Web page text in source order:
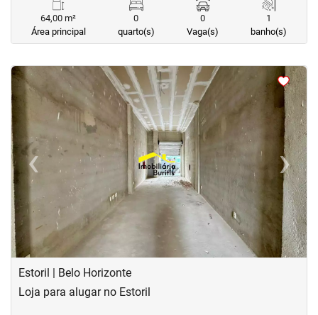
64,00 m²
Área principal
0
quarto(s)
0
Vaga(s)
1
banho(s)
<<
‹Previous ›
Next
Estoril | Belo Horizonte
Loja para alugar no Estoril